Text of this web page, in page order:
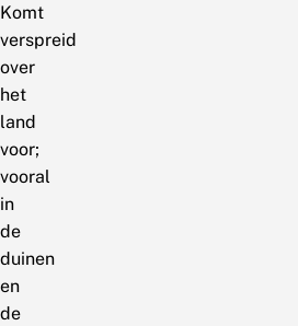
Komt
verspreid
over
het
land
voor;
vooral
in
de
duinen
en
de